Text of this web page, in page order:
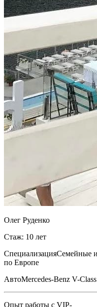
Олег Руденко
Стаж: 10 лет
СпециализацияСемейные
по Европе
АвтоMercedes-Benz V-Class
Опыт работы с VIP-